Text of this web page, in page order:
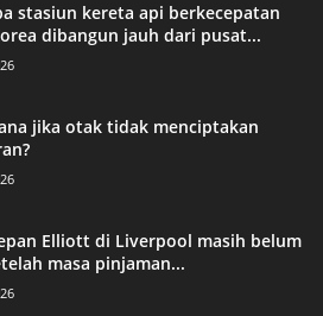
stasiun kereta api berkecepatan
dibangun jauh dari pusat...
jika otak tidak menciptakan
Elliott di Liverpool masih belum
masa pinjaman...